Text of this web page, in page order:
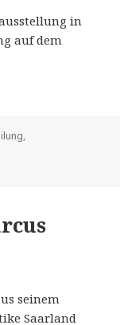
in
auf dem
,
in Völklingen
seinem
Saarland